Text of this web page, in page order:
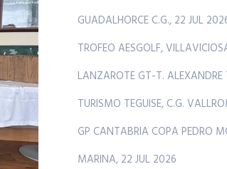
GUADALHORCE C.G., 22 JUL
TROFEO AESGOLF,
LANZAROTE GT-T. ALEXANDRE
TURISMO TEGUISE, C.G.
GP CANTABRIA COPA PEDRO
MARINA, 22 JUL 2026